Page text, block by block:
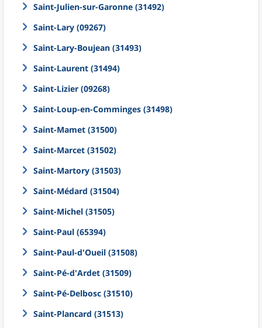
Saint-Julien-sur-Garonne (31492)
Saint-Lary (09267)
Saint-Lary-Boujean (31493)
Saint-Laurent (31494)
Saint-Lizier (09268)
Saint-Loup-en-Comminges (31498)
Saint-Mamet (31500)
Saint-Marcet (31502)
Saint-Martory (31503)
Saint-Médard (31504)
Saint-Michel (31505)
Saint-Paul (65394)
Saint-Paul-d'Oueil (31508)
Saint-Pé-d'Ardet (31509)
Saint-Pé-Delbosc (31510)
Saint-Plancard (31513)